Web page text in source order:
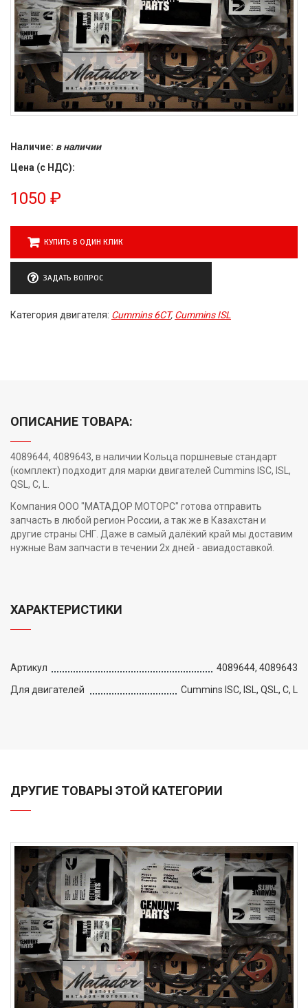
Наличие: в наличии
Цена (с НДС):
1050 ₽
КУПИТЬ В ОДИН КЛИК
ЗАДАТЬ ВОПРОС
Категория двигателя: Cummins 6CT,Cummins ISL
ОПИСАНИЕ ТОВАРА:
4089644, 4089643, в наличии Кольца поршневые стандарт
(комплект) подходит для марки двигателей Cummins ISC, ISL,
QSL, C, L.
Компания ООО "МАТАДОР МОТОРС" готова отправить
запчасть в любой регион России, а так же в Казахстан и
другие страны СНГ. Даже в самый далёкий край мы доставим
нужные Вам запчасти в течении 2х дней - авиадоставкой.
ХАРАКТЕРИСТИКИ
Артикул
4089644, 4089643
Для двигателей
Cummins ISC, ISL, QSL, C, L
ДРУГИЕ ТОВАРЫ ЭТОЙ КАТЕГОРИИ